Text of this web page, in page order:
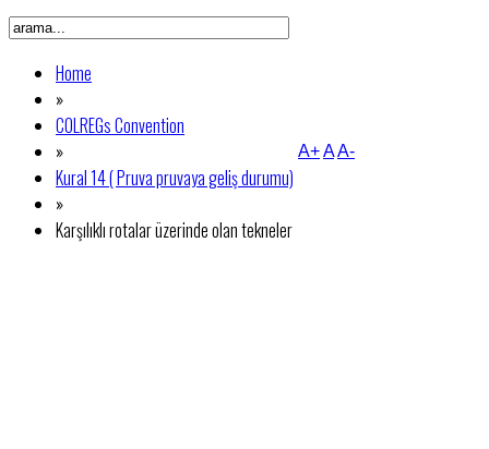
Home
»
COLREGs Convention
»
Kural 14 ( Pruva pruvaya geliş durumu)
»
Karşılıklı rotalar üzerinde olan tekneler
A+AA-